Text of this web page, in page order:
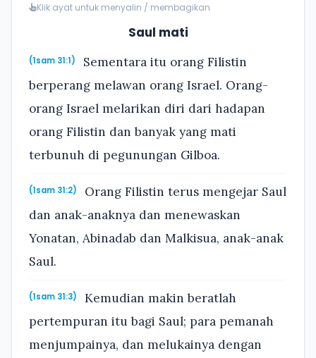
Klik ayat untuk menyalin / membagikan
Saul mati
(1sam 31:1)
Sementara itu orang Filistin
berperang melawan orang Israel. Orang-
orang Israel melarikan diri dari hadapan
orang Filistin dan banyak yang mati
terbunuh di pegunungan Gilboa.
(1sam 31:2)
Orang Filistin terus mengejar Saul
dan anak-anaknya dan menewaskan
Yonatan, Abinadab dan Malkisua, anak-anak
Saul.
(1sam 31:3)
Kemudian makin beratlah
pertempuran itu bagi Saul; para pemanah
menjumpainya, dan melukainya dengan